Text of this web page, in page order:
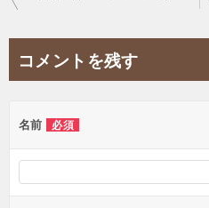
ビ
ー
シ
ョ
コメントを残す
名前 必須